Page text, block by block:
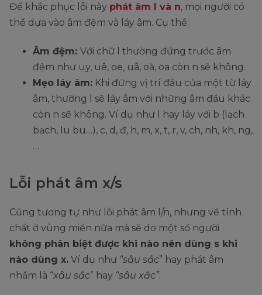
Để khắc phục lỗi này phát âm l và n, mọi người có
thể dựa vào âm đệm và láy âm. Cụ thể:
Âm đệm: Với chữ l thường đứng trước âm
đệm như uy, uê, oe, uâ, oă, oa còn n sẽ không.
Mẹo láy âm: Khi đứng vị trí đầu của một từ láy
âm, thường l sẽ láy âm với những âm đầu khác
còn n sẽ không. Ví dụ như l hay láy với b (lạch
bạch, lu bu…), c, d, đ, h, m, x, t, r, v, ch, nh, kh, ng,
…
Lỗi phát âm x/s
Cũng tương tự như lỗi phát âm l/n, nhưng về tính
chất ở vùng miền nữa mà sẽ do một số người
không phân biệt được khi nào nên dùng s khi
nào dùng x. Ví dụ như “sâu sắc” hay phát âm
nhầm là “xâu sắc” hay “sâu xắc”.